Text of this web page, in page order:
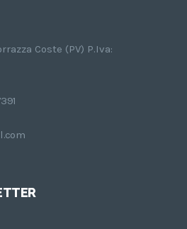
Coste (PV) P.Iva: